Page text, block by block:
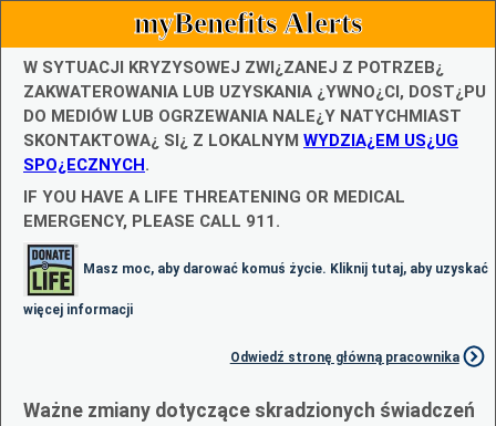
myBenefits Alerts
W SYTUACJI KRYZYSOWEJ ZWI¿ZANEJ Z POTRZEB¿
ZAKWATEROWANIA LUB UZYSKANIA ¿YWNO¿CI, DOST¿PU
DO MEDIÓW LUB OGRZEWANIA NALE¿Y NATYCHMIAST
SKONTAKTOWA¿ SI¿ Z LOKALNYM WYDZIA¿EM US¿UG
SPO¿ECZNYCH.
IF YOU HAVE A LIFE THREATENING OR MEDICAL
EMERGENCY, PLEASE CALL 911.
Masz moc, aby darować komuś życie. Kliknij tutaj, aby uzyskać
więcej informacji
Odwiedź stronę główną pracownika
Ważne zmiany dotyczące skradzionych świadczeń